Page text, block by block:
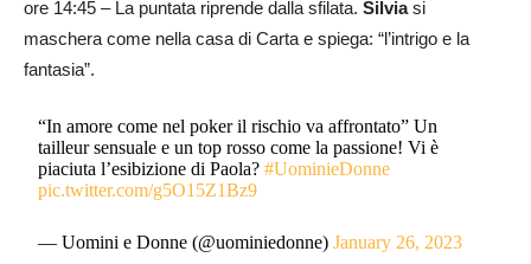
ore 14:45 – La puntata riprende dalla sfilata. Silviasi
maschera come nella casa di Carta e spiega: “l’intrigo e la
fantasia”.
“In amore come nel poker il rischio va affrontato” Un
tailleur sensuale e un top rosso come la passione! Vi è
piaciuta l’esibizione di Paola?#UominieDonne
pic.twitter.com/g5O15Z1Bz9
— Uomini e Donne (@uominiedonne)January 26, 2023